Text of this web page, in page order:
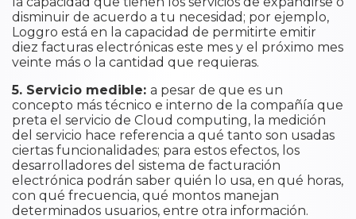
disminuir de acuerdo a tu necesidad; por ejemplo,
Loggro está en la capacidad de permitirte emitir
diez facturas electrónicas este mes y el próximo mes
veinte más o la cantidad que requieras.
5. Servicio medible: a pesar de que es un
concepto más técnico e interno de la compañía que
preta el servicio de Cloud computing, la medición
del servicio hace referencia a qué tanto son usadas
ciertas funcionalidades; para estos efectos, los
desarrolladores del sistema de facturación
electrónica podrán saber quién lo usa, en qué horas,
con qué frecuencia, qué montos manejan
determinados usuarios, entre otra información.